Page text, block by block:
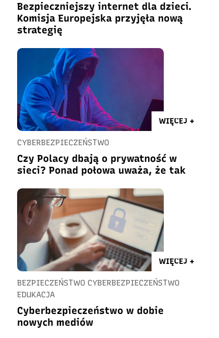
Bezpieczniejszy internet dla dzieci.
Komisja Europejska przyjęła nową
strategię
WIĘCEJ +
CYBERBEZPIECZEŃSTWO
Czy Polacy dbają o prywatność w
sieci? Ponad połowa uważa, że tak
WIĘCEJ +
BEZPIECZEŃSTWO CYBERBEZPIECZEŃSTWO
EDUKACJA
Cyberbezpieczeństwo w dobie
nowych mediów